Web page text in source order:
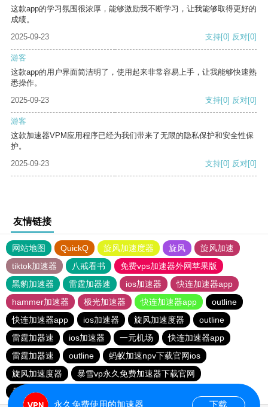
这款app的学习氛围很浓厚，能够激励我不断学习，让我能够取得更好的
成绩。
2025-09-23
支持[0] 反对[0]
游客
这款app的用户界面简洁明了，使用起来非常容易上手，让我能够快速熟
悉操作。
2025-09-23
支持[0] 反对[0]
游客
这款加速器VPM应用程序已经为我们带来了无限的隐私保护和安全性保
护。
2025-09-23
支持[0] 反对[0]
友情链接
网站地图 QuickQ 旋风加速度器 旋风
旋风加速
tiktok加速器
八戒看书
免费vps加速器外网苹果版
黑豹加速器
雷霆加器速 ios加速器
快连加速器app
hammer加速器
极光加速器 快连加速器app
outline
快连加速器app
ios加速器 旋风加速度器
outline
雷霆加器速
ios加速器 一元机场
快连加速器app
雷霆加器速
outline
蚂蚁加速npv下载官网ios
旋风加速度器
暴雪vp永久免费加速器下载官网
暴雪vp永久免费加速器下载官网
永久免费使用的加速器 下载